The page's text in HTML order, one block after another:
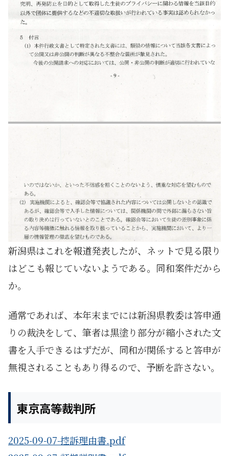
新潟県はこれを報道発表したが、ネットで見る限り
はどこも報じていないようである。同和案件だから
か。
通常であれば、本年末までには新潟県教委は答申通
りの裁決をして、筆者は黒塗り部分が縮小された文
書を入手できるはずだが、同和が関係すると答申が
無視されることもあり得るので、予断を許さない。
東京高等裁判所
2025-09-07-控訴理由書.pdf